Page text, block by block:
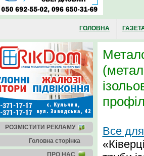
ГОЛОВНА
РОЗМІСТИТИ РЕКЛАМУ
Головна сторінка
ПРО НАС
Все